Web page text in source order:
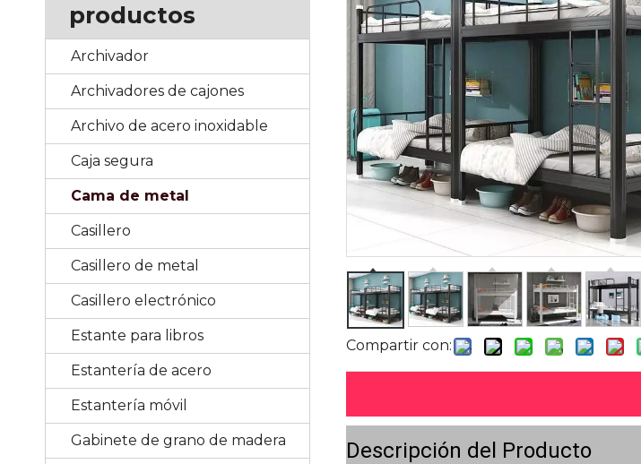
productos
Archivador
Archivadores de cajones
Archivo de acero inoxidable
Caja segura
Cama de metal
Casillero
Casillero de metal
Casillero electrónico
Estante para libros
Estantería de acero
Estantería móvil
Gabinete de grano de madera
Compartir con:
Descripción del Producto